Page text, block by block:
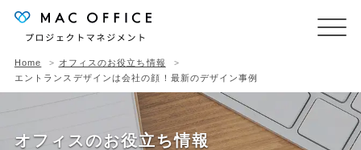
Home
オフィスのお役立ち情報
エントランスデザインは会社の顔！最新のデザイン事例
オフィスのお役立ち情報